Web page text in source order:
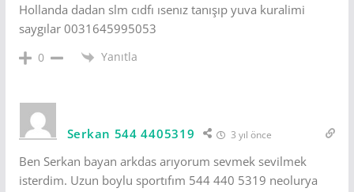
Hollanda dadan slm cıdfı ısenız tanışıp yuva kuralimi
saygılar 0031645995053
0 Yanıtla
Serkan 544 4405319 3 yıl önce
Ben Serkan bayan arkdas arıyorum sevmek sevilmek
isterdim. Uzun boylu sportıfım 544 440 5319 neolurya